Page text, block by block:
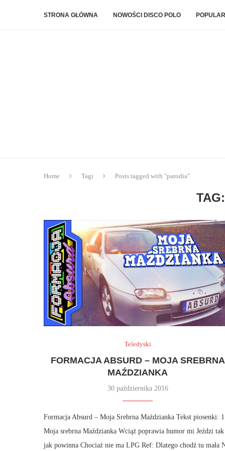
STRONA GŁÓWNA NOWOŚCI DISCO POLO
Home Tagi Posts tagged with "parodia"
Teledyski
FORMACJA ABSURD – MOJA SREBRNA
MAŹDZIANKA
30 października 2016
Formacja Absurd – Moja Srebrna Maździanka Tekst piosenki:
Moja srebrna Maździanka Wciąż poprawia humor mi Jeździ tak
jak powinna Chociaż nie ma LPG Ref: Dlatego chodź tu mała